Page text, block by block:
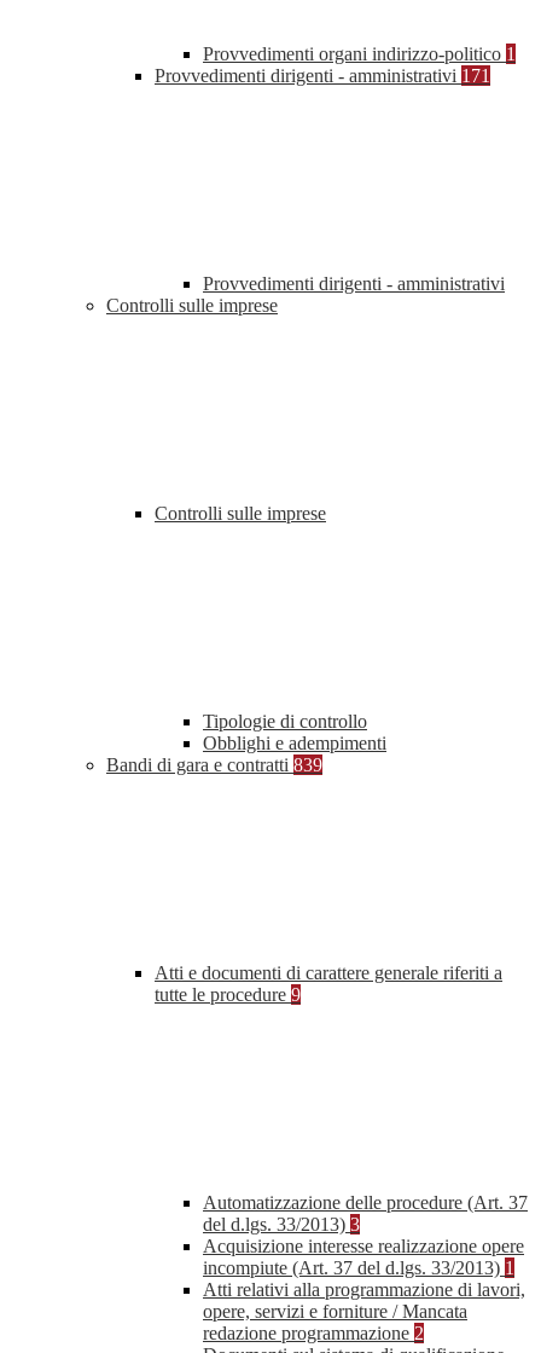
Provvedimenti organi indirizzo-politico 1
Provvedimenti dirigenti - amministrativi 171
Provvedimenti dirigenti - amministrativi
Controlli sulle imprese
Controlli sulle imprese
Tipologie di controllo
Obblighi e adempimenti
Bandi di gara e contratti 839
Atti e documenti di carattere generale riferiti a
tutte le procedure 9
Automatizzazione delle procedure (Art. 37
del d.lgs. 33/2013) 3
Acquisizione interesse realizzazione opere
incompiute (Art. 37 del d.lgs. 33/2013) 1
Atti relativi alla programmazione di lavori,
opere, servizi e forniture / Mancata
redazione programmazione 2